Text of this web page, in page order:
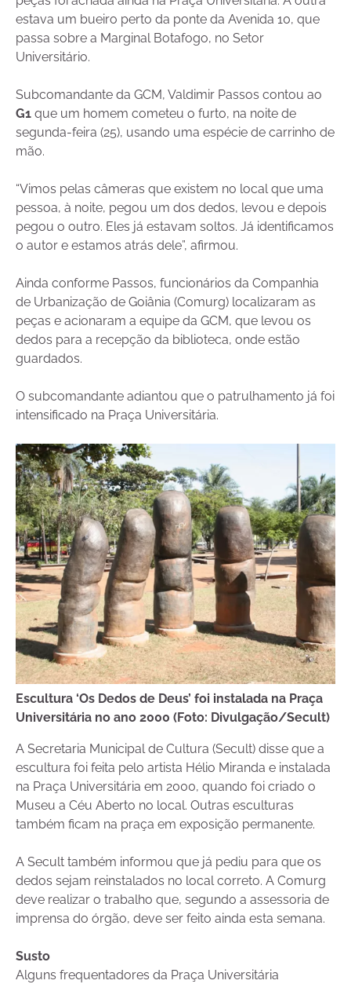
estava um bueiro perto da ponte da Avenida 10, que
passa sobre a Marginal Botafogo, no Setor
Universitário.
Subcomandante da GCM, Valdimir Passos contou ao
G1 que um homem cometeu o furto, na noite de
segunda-feira (25), usando uma espécie de carrinho de
mão.
“Vimos pelas câmeras que existem no local que uma
pessoa, à noite, pegou um dos dedos, levou e depois
pegou o outro. Eles já estavam soltos. Já identificamos
o autor e estamos atrás dele”, afirmou.
Ainda conforme Passos, funcionários da Companhia
de Urbanização de Goiânia (Comurg) localizaram as
peças e acionaram a equipe da GCM, que levou os
dedos para a recepção da biblioteca, onde estão
guardados.
O subcomandante adiantou que o patrulhamento já foi
intensificado na Praça Universitária.
Escultura ‘Os Dedos de Deus’ foi instalada na Praça
Universitária no ano 2000 (Foto: Divulgação/Secult)
A Secretaria Municipal de Cultura (Secult) disse que a
escultura foi feita pelo artista Hélio Miranda e instalada
na Praça Universitária em 2000, quando foi criado o
Museu a Céu Aberto no local. Outras esculturas
também ficam na praça em exposição permanente.
A Secult também informou que já pediu para que os
dedos sejam reinstalados no local correto. A Comurg
deve realizar o trabalho que, segundo a assessoria de
imprensa do órgão, deve ser feito ainda esta semana.
Susto
Alguns frequentadores da Praça Universitária